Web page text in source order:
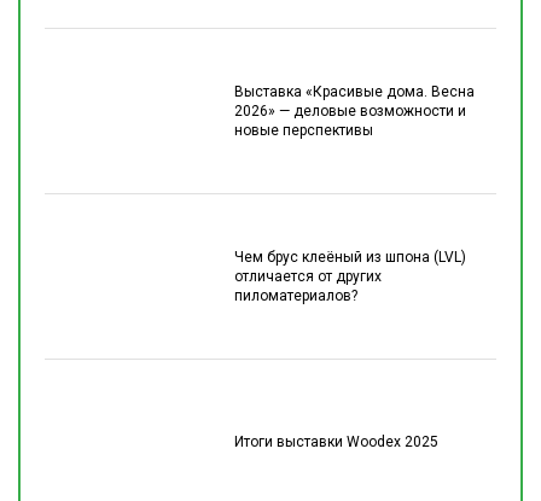
Выставка «Красивые дома. Весна
2026» — деловые возможности и
новые перспективы
Чем брус клеёный из шпона (LVL)
отличается от других
пиломатериалов?
Итоги выставки Woodex 2025